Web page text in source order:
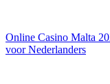
Online Casino Malta
voor Nederlanders